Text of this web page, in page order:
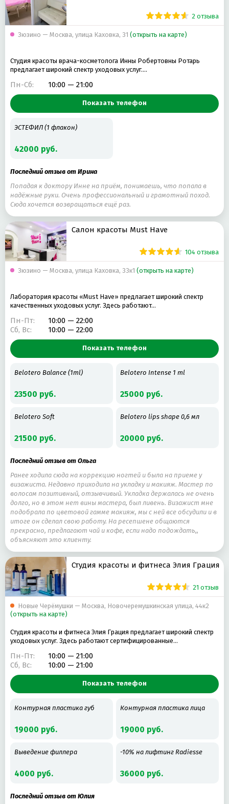
2 отзыва
Зюзино — Москва, улица Каховка, 31 (открыть на карте)
Студия красоты врача-косметолога Инны Робертовны Ротарь
предлагает широкий спектр уходовых услуг.…
Пн-Сб: 10:00 — 21:00
Показать телефон
ЭСТЕФИЛ (1 флакон)
42000 руб.
Последний отзыв от Ирина
Попадая к доктору Инне на приём, понимаешь, что попала в
надёжные руки. Очень профессиональный и грамотный поход.
Сюда хочется возвращаться ещё раз.
Салон красоты Must Have
104 отзыва
Зюзино — Москва, улица Каховка, 33к1 (открыть на карте)
Лаборатория красоты «Must Have» предлагает широкий спектр
качественных уходовых услуг. Здесь работают…
Пн-Пт:
10:00 — 22:00
Сб, Вс:
10:00 — 22:00
Показать телефон
Belotero Balance (1ml)
23500 руб.
Belotero Intense 1 ml
25000 руб.
Belotero Soft
21500 руб.
Belotero lips shape 0,6 мл
20000 руб.
Последний отзыв от Ольга
Ранее ходила сюда на коррекцию ногтей и была на приеме у
визажиста. Недавно приходила на укладку и макияж. Мастер по
волосам позитивный, отзывчивый. Укладка держалась не очень
долго, но в этом нет вины мастера, был ливень. Визажист мне
подобрала по цветовой гамме макияж, мы с ней все обсудили и в
итоге он сделал свою работу. На ресепшене общаются
прекрасно, предлагают чай и кофе, если надо подождать,,
объясняют это клиенту.
Студия красоты и фитнеса Элия Грация
21 отзыв
Новые Черёмушки — Москва, Новочеремушкинская улица, 44к2
(открыть на карте)
Студия красоты и фитнеса Элия Грация предлагает широкий спектр
уходовых услуг. Здесь работают сертифицированные…
Пн-Пт:
10:00 — 21:00
Сб, Вс:
10:00 — 21:00
Показать телефон
Контурная пластика губ
19000 руб.
Контурная пластика лица
19000 руб.
Выведение филлера
4000 руб.
-10% на лифтинг Radiesse
36000 руб.
Последний отзыв от Юлия